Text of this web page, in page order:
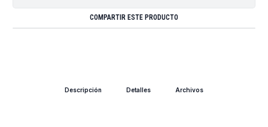
COMPARTIR ESTE PRODUCTO
Descripción Detalles Archivos